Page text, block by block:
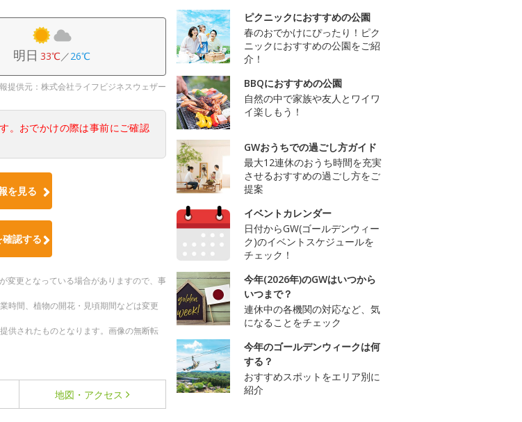
明日 33℃／26℃
提供元：株式会社ライフビジネスウェザー
。おでかけの際は事前にご確認
を見る
認する
変更となっている場合がありますので、事
時間、植物の開花・見頃期間などは変更
供されたものとなります。画像の無断転
地図・アクセス
ピクニックにおすすめの公園
春のおでかけにぴったり！ピク
ニックにおすすめの公園をご紹
介！
BBQにおすすめの公園
自然の中で家族や友人とワイワ
イ楽しもう！
GWおうちでの過ごし方ガイド
最大12連休のおうち時間を充実
させるおすすめの過ごし方をご
提案
イベントカレンダー
日付からGW(ゴールデンウィー
ク)のイベントスケジュールを
チェック！
今年(2026年)のGWはいつから
いつまで？
連休中の各機関の対応など、気
になることをチェック
今年のゴールデンウィークは何
する？
おすすめスポットをエリア別に
紹介